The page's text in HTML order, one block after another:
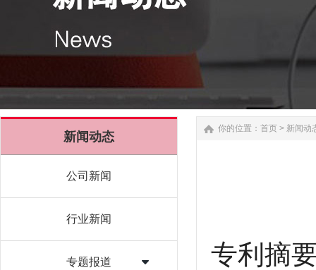
新闻动态
公司新闻
行业新闻
专题报道
你的位置： 首页 > 新闻动
专利摘